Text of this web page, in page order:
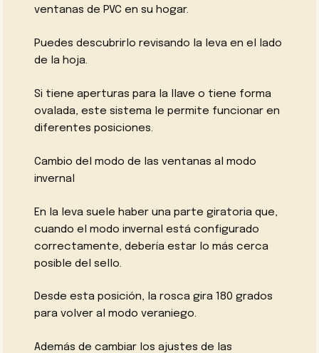
ventanas de PVC en su hogar.
Puedes descubrirlo revisando la leva en el lado
de la hoja.
Si tiene aperturas para la llave o tiene forma
ovalada, este sistema le permite funcionar en
diferentes posiciones.
Cambio del modo de las ventanas al modo
invernal
En la leva suele haber una parte giratoria que,
cuando el modo invernal está configurado
correctamente, debería estar lo más cerca
posible del sello.
Desde esta posición, la rosca gira 180 grados
para volver al modo veraniego.
Además de cambiar los ajustes de las